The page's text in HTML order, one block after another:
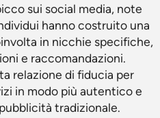
sui social media, note
hanno costruito una
in nicchie specifiche,
e raccomandazioni.
relazione di fiducia per
in modo più autentico e
tradizionale.